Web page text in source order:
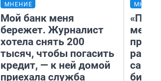
МНЕНИЕ
Мой банк меня
бережет. Журналист
хотела снять 200
тысяч, чтобы погасить
кредит, — к ней домой
приехала служба